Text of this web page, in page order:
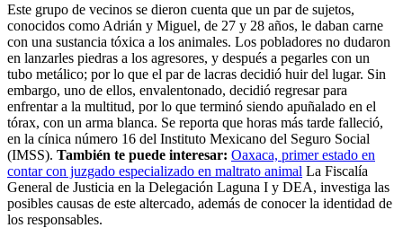
Este grupo de vecinos se dieron cuenta que un par de sujetos,
conocidos como Adrián y Miguel, de 27 y 28 años, le daban carne
con una sustancia tóxica a los animales. Los pobladores no dudaron
en lanzarles piedras a los agresores, y después a pegarles con un
tubo metálico; por lo que el par de lacras decidió huir del lugar. Sin
embargo, uno de ellos, envalentonado, decidió regresar para
enfrentar a la multitud, por lo que terminó siendo apuñalado en el
tórax, con un arma blanca. Se reporta que horas más tarde falleció,
en la cínica número 16 del Instituto Mexicano del Seguro Social
(IMSS). También te puede interesar: Oaxaca, primer estado en
contar con juzgado especializado en maltrato animal La Fiscalía
General de Justicia en la Delegación Laguna I y DEA, investiga las
posibles causas de este altercado, además de conocer la identidad de
los responsables.